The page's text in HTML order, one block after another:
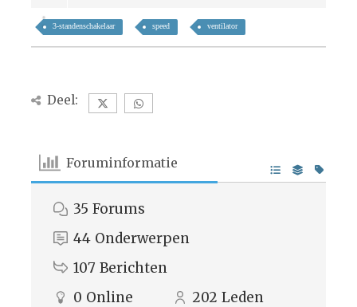
3-standenschakelaar speed ventilator
Deel:
Foruminformatie
35 Forums
44 Onderwerpen
107 Berichten
0 Online 202 Leden